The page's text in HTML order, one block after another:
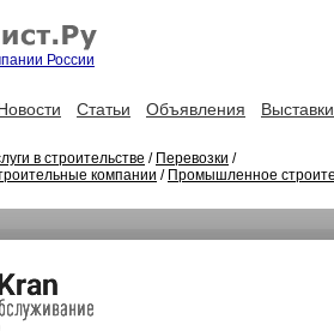
России
Статьи Объявления Выставки
в строительстве / Перевозки /
компании / Промышленное